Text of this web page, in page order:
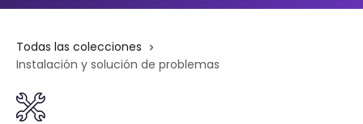
Todas las colecciones
Instalación y solución de problemas